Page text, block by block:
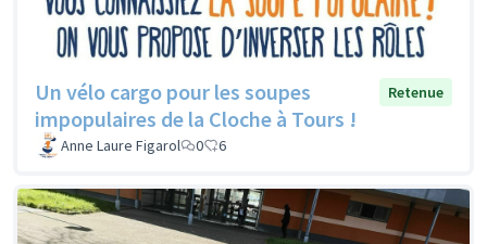
Un vélo cargo pour les soupes
impopulaires de la Cloche à Tours !
Retenue
Anne Laure Figarol 0 6